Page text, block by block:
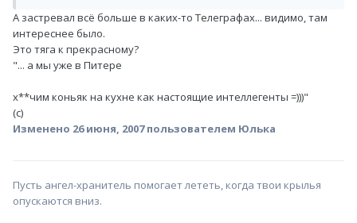
А застревал всё больше в каких-то Телеграфах... видимо, там
интереснее было.
Это тяга к прекрасному?
"... а мы уже в Питере
х**чим коньяк на кухне как настоящие интеллегенты =)))"
(с)
Изменено 26 июня, 2007пользователем Юлька
Пусть ангел-хранитель помогает лететь, когда твои крылья
опускаются вниз.